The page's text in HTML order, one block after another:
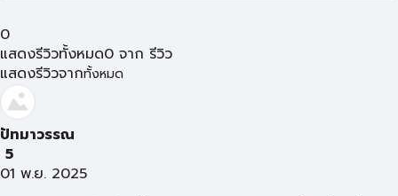
0
แสดงรีวิวทั้งหมด0 จาก รีวิว
แสดงรีวิวจากทั้งหมด
ปัทมาวรรณ
5
01 พ.ย. 2025